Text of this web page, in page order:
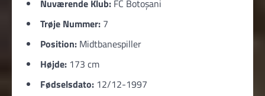
Nuværende Klub: FC Botoșani
Trøje Nummer: 7
Position: Midtbanespiller
Højde: 173 cm
Fødselsdato: 12/12-1997